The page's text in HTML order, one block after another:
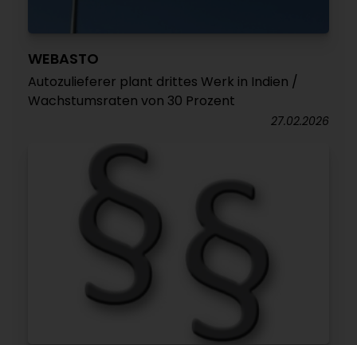
WEBASTO
Autozulieferer plant drittes Werk in Indien /
Wachstumsraten von 30 Prozent
27.02.2026